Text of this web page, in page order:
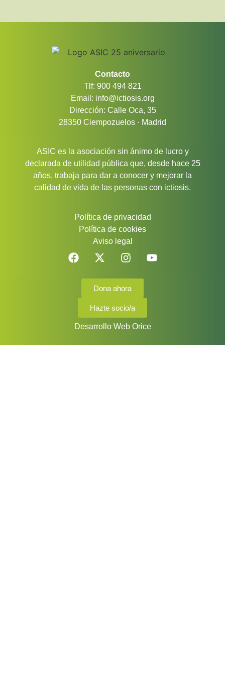
Contacto
Tlf: 900 494 821
Email: info@ictiosis.org
Dirección: Calle Oca, 35
28350 Ciempozuelos · Madrid
ASIC es la asociación sin ánimo de lucro y
declarada de utilidad pública que, desde hace 25
años, trabaja para dar a conocer y mejorar la
calidad de vida de las personas con ictiosis.
Política de privacidad
Política de cookies
Aviso legal
Dona ahora
Hazte socio/a
Desarrollo Web Orice